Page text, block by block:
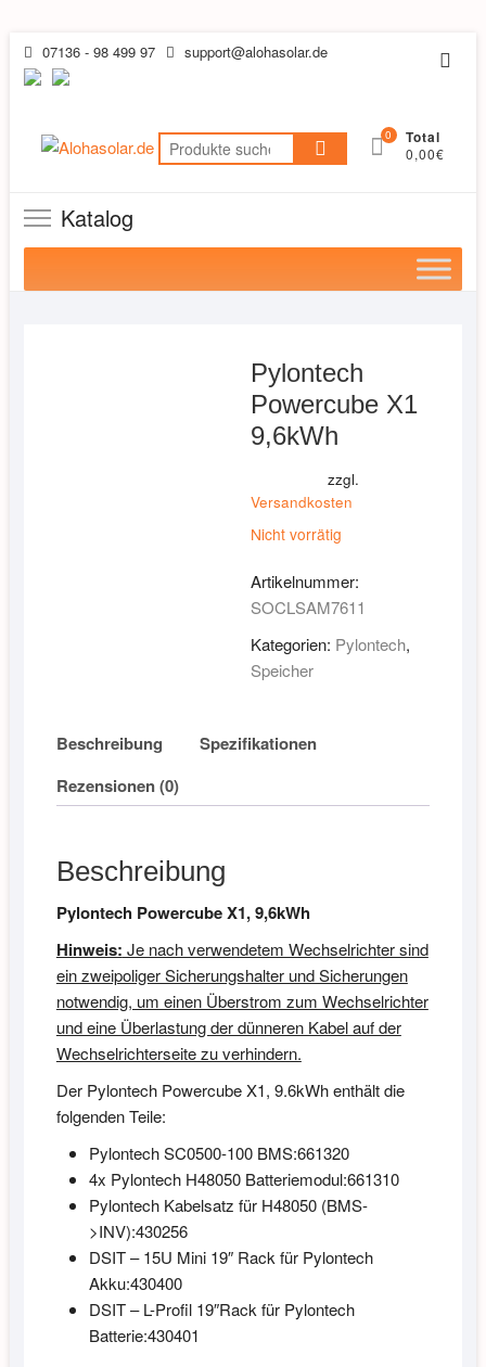
Skip 07136 - 98 499 97 support@alohasolar.de
Suchen
nach:
0 Total
0,00€
Katalog
Pylontech
Powercube X1
9,6kWh
zzgl.
Versandkosten
Nicht vorrätig
Artikelnummer:
SOCLSAM7611
Kategorien: Pylontech,
Speicher
Beschreibung
Spezifikationen
Rezensionen (0)
Beschreibung
Pylontech Powercube X1, 9,6kWh
Hinweis: Je nach verwendetem Wechselrichter sind
ein zweipoliger Sicherungshalter und Sicherungen
notwendig, um einen Überstrom zum Wechselrichter
und eine Überlastung der dünneren Kabel auf der
Wechselrichterseite zu verhindern.
Der Pylontech Powercube X1, 9.6kWh enthält die
folgenden Teile:
Pylontech SC0500-100 BMS:661320
4x Pylontech H48050 Batteriemodul:661310
Pylontech Kabelsatz für H48050 (BMS-
>INV):430256
DSIT – 15U Mini 19″ Rack für Pylontech
Akku:430400
DSIT – L-Profil 19″Rack für Pylontech
Batterie:430401